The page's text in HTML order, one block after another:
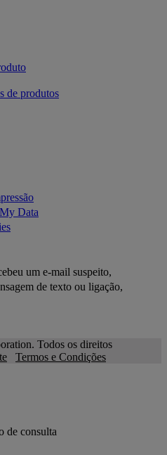
de produtos
Data
um e-mail suspeito,
de texto ou ligação,
Todos os direitos
Termos e Condições
de consulta